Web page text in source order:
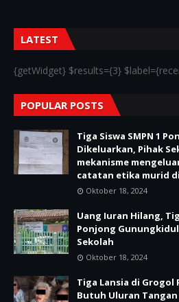
LATEST
{getWidget} $results={3}
POPULAR POSTS
Tiga Siswa SMPN 1
Dikeluarkan, Pihak
mekanisme
catatan etika murid
Oktober 18, 2024
Uang Iuran Hilang,
Ponjong
Sekolah
Oktober 18, 2024
Tiga Lansia di Grogol
Butuh Uluran Tangan